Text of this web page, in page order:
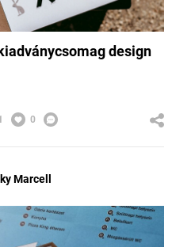
design
0
Marcell